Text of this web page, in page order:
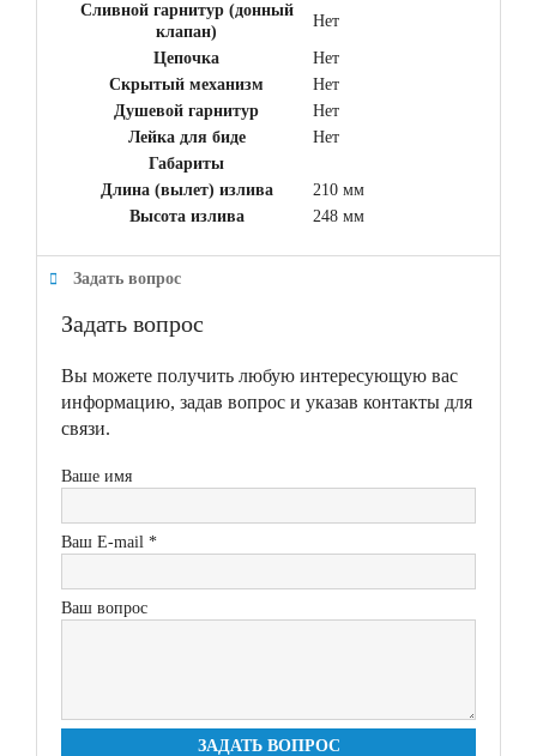
Сливной гарнитур (донный
клапан)
Нет
Цепочка
Нет
Скрытый механизм
Нет
Душевой гарнитур
Нет
Лейка для биде
Нет
Габариты
Длина (вылет) излива
210 мм
Высота излива
248 мм
Задать вопрос
Задать вопрос
Вы можете получить любую интересующую вас
информацию, задав вопрос и указав контакты для
связи.
Ваше имя
Ваш E-mail *
Ваш вопрос
ЗАДАТЬ ВОПРОС